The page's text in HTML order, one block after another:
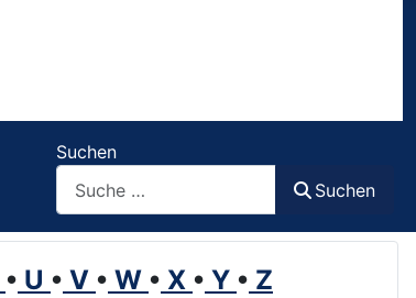
Suchen
Suchen
• U • V • W • X • Y • Z